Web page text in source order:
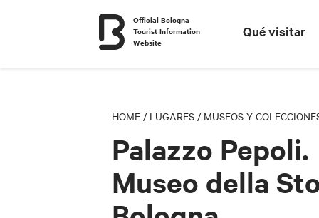
Official Bologna
Tourist Information
Website
Qué visitar
HOME / LUGARES / MUSEOS Y
Palazzo Pepoli.
Museo della